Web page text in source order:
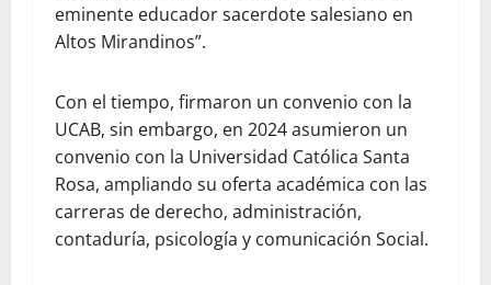
eminente educador sacerdote salesiano en
Altos Mirandinos”.
Con el tiempo, firmaron un convenio con la
UCAB, sin embargo, en 2024 asumieron un
convenio con la Universidad Católica Santa
Rosa, ampliando su oferta académica con las
carreras de derecho, administración,
contaduría, psicología y comunicación Social.